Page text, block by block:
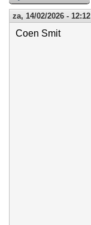
za, 14/02/2026 - 12:12
Coen Smit